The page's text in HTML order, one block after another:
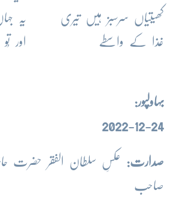
کھیتیاں سرسبز ہیں تیری
غذا کے واسطے
یہ
اور
بہاولپور:
24-12-2022
صدارت: عکسِ سلطان الفقر حضرت
صاحب